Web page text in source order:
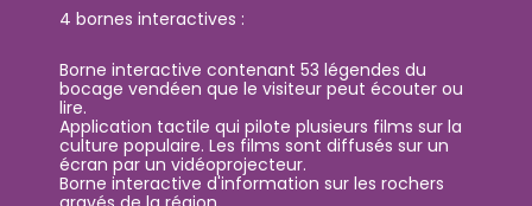
4 bornes interactives :
Borne interactive contenant 53 légendes du
bocage vendéen que le visiteur peut écouter ou
lire.
Application tactile qui pilote plusieurs films sur la
culture populaire. Les films sont diffusés sur un
écran par un vidéoprojecteur.
Borne interactive d'information sur les rochers